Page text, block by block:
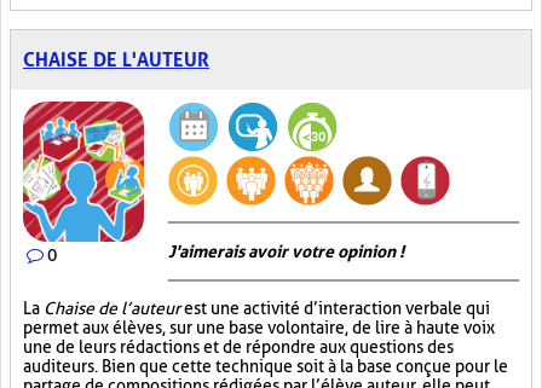
CHAISE DE L'AUTEUR
0 J'aimerais avoir votre opinion !
La Chaise de l’auteurest une activité d’interaction verbale qui
permet aux élèves, sur une base volontaire, de lire à haute voix
une de leurs rédactions et de répondre aux questions des
auditeurs. Bien que cette technique soit à la base conçue pour le